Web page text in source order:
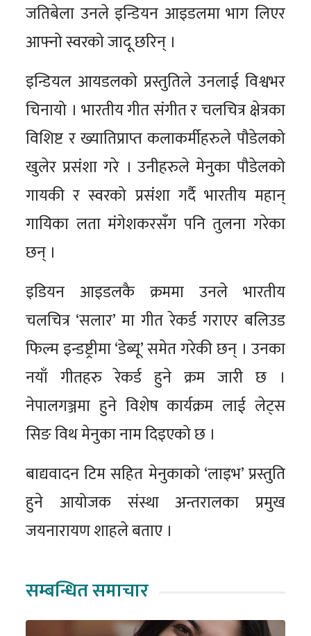
जतिबेला उनले इन्डियन आइडलमा भाग लिएर
आफ्नो स्वरको जादू छरिन् ।
इन्डियल आयडलको प्रस्तुतिले उनलाई विश्वभर
चिनायो । भारतीय गीत संगीत र चलचित्र क्षेत्रका
विशिष्ट र ख्यातिप्राप्त कलाकर्मीहरुले पौडेलको
खुलेर प्रसंशा गरे । उनीहरुले मेनुका पौडेलको
गायकी र स्वरको प्रसंशा गर्दै भारतीय महान्
गायिका लता मंगेशकरसँग पनि तुलना गरेका
छन् ।
इडियन आइडलकै क्रममा उनले भारतीय
चलचित्र ‘सलार’ मा गीत रेकर्ड गराएर बलिउड
फिल्म इन्डष्ट्रीमा ‘डेब्यू’ समेत गरेकी छन् । उनका
नयाँ गीतहरु रेकर्ड हुने क्रम जारी छ ।
नेपालगञ्जमा हुने विशेष कार्यक्रम लाई लेट्स
सिङ विथ मेनुका नाम दिइएको छ ।
बाद्यवादन टिम सहित मेनुकाको ‘लाइभ’ प्रस्तुति
हुने आयोजक संस्था अन्तरालका प्रमुख
जयनारायण शाहले बताए ।
सम्बन्धित समाचार